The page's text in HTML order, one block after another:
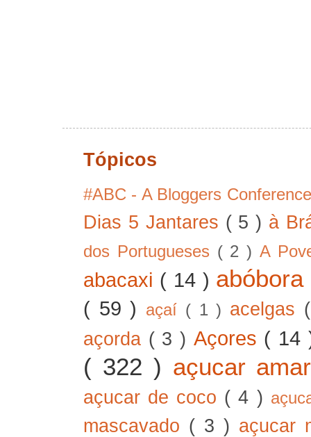
Tópicos
#ABC - A Bloggers
Dias 5 Jantares ( 5 ) à
dos Portugueses ( 2 )A
abacaxi ( 14 )
( 59 ) açaí ( 1 ) acelgas
açorda ( 3 ) Açores (
( 322 ) açucar
açucar de coco ( 4 )
mascavado ( 3 ) açucar